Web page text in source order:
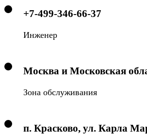
+7-499-346-66-37
Инженер
Москва и Московская
Зона обслуживания
п. Красково, ул. Карла